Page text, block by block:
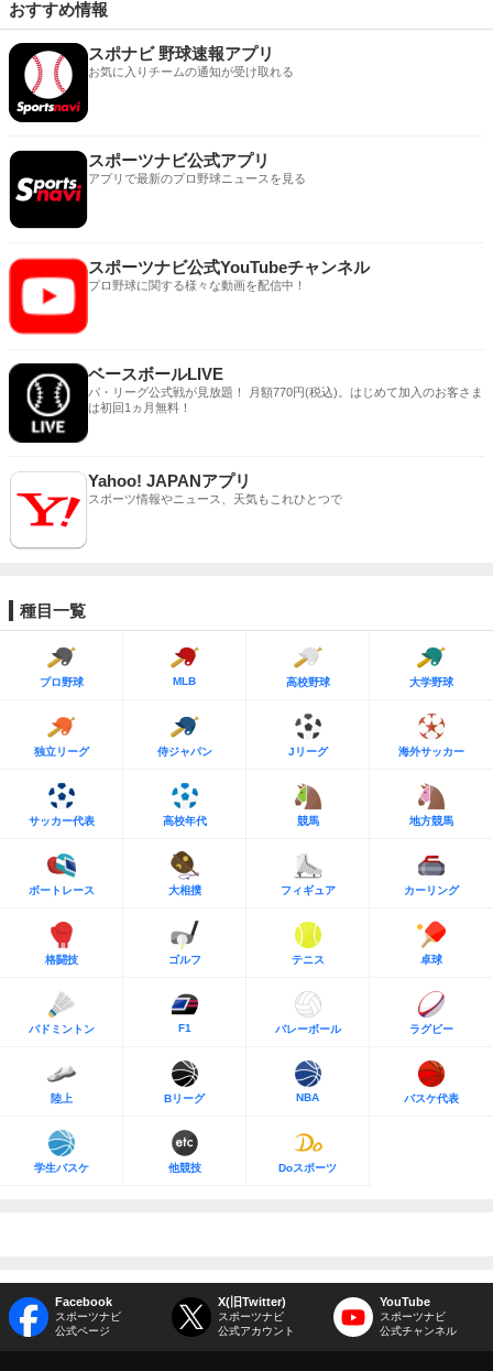
おすすめ情報
スポナビ 野球速報アプリ
お気に入りチームの通知が受け取れる
スポーツナビ公式アプリ
アプリで最新のプロ野球ニュースを見る
スポーツナビ公式YouTubeチャンネル
プロ野球に関する様々な動画を配信中！
ベースボールLIVE
パ・リーグ公式戦が見放題！ 月額770円(税込)。はじめて加入のお客さま
は初回1ヵ月無料！
Yahoo! JAPANアプリ
スポーツ情報やニュース、天気もこれひとつで
種目一覧
プロ野球 MLB 高校野球 大学野球
独立リーグ 侍ジャパン Jリーグ 海外サッカー
サッカー代表 高校年代 競馬 地方競馬
ボートレース 大相撲 フィギュア カーリング
格闘技 ゴルフ テニス 卓球
バドミントン F1 バレーボール ラグビー
陸上 Bリーグ NBA バスケ代表
学生バスケ 他競技 Doスポーツ
Facebook
スポーツナビ
公式ページ
X(旧Twitter)
スポーツナビ
公式アカウント
YouTube
スポーツナビ
公式チャンネル